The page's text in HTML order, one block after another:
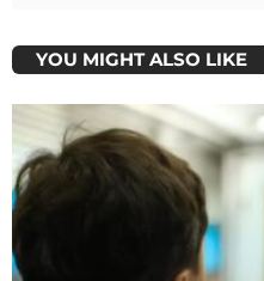
YOU MIGHT ALSO LIKE